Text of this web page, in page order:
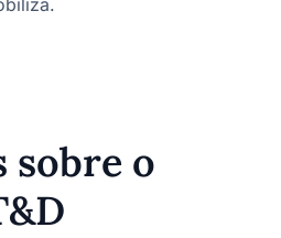
sobre o